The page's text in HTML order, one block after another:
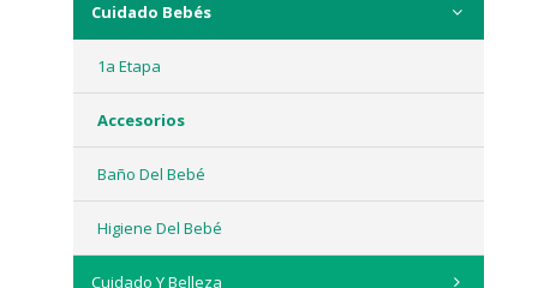
Cuidado Bebés
1a Etapa
Accesorios
Baño Del Bebé
Higiene Del Bebé
Cuidado Y Belleza